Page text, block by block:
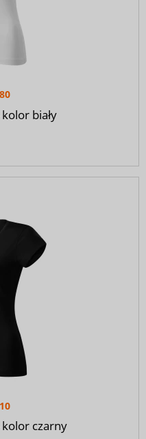
biały
kolor czarny